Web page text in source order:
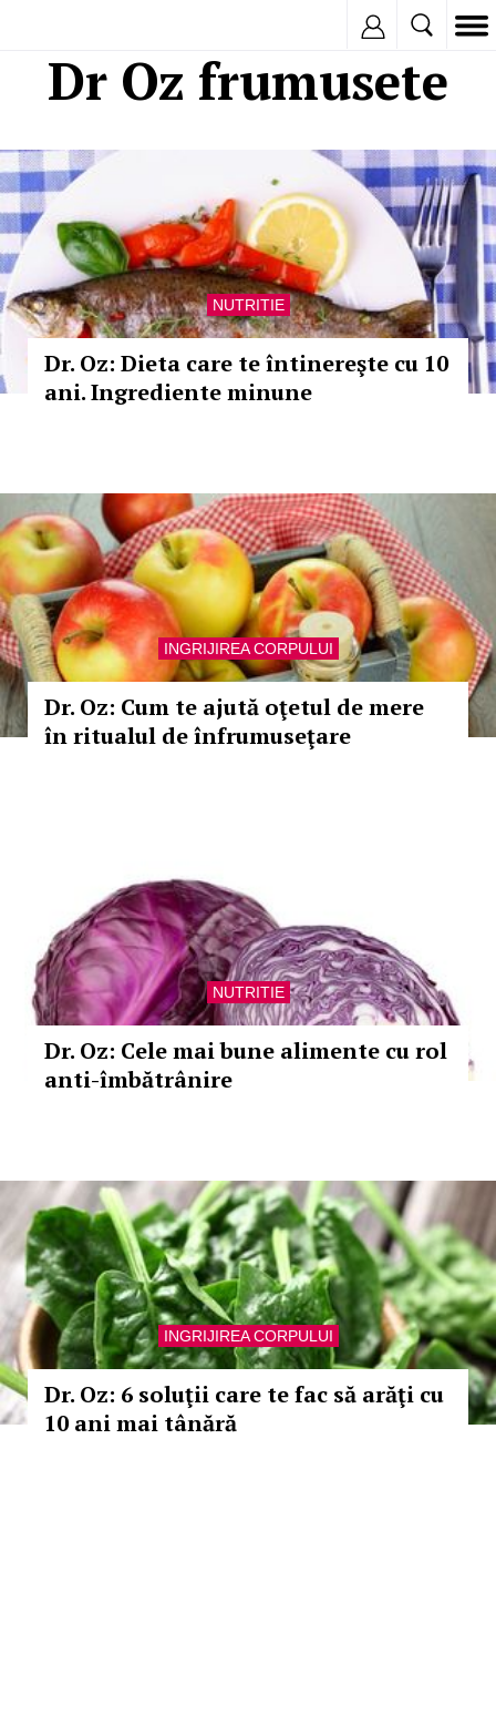
Dr Oz frumusete
NUTRITIE
Dr. Oz: Dieta care te întinereşte cu 10
ani. Ingrediente minune
INGRIJIREA CORPULUI
Dr. Oz: Cum te ajută oţetul de mere
în ritualul de înfrumuseţare
NUTRITIE
Dr. Oz: Cele mai bune alimente cu rol
anti-îmbătrânire
INGRIJIREA CORPULUI
Dr. Oz: 6 soluţii care te fac să arăţi cu
10 ani mai tânără